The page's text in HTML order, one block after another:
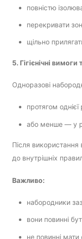
повністю
перекривати
щільно
5. Гігієнічні
Одноразові
протягом однієї
або менше — у
Після використання
до внутрішніх
Важливо:
набородники
вони повинні
не повинні мати